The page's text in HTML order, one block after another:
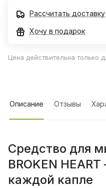
Рассчитать доставку
Хочу в подарок
Цена действительна только
Описание Отзывы
Средство для
BROKEN
каждой капле